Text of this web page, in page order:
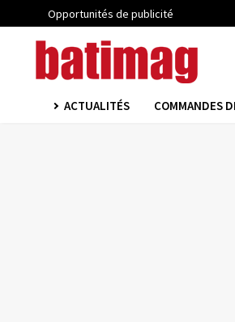
Opportunités de publicité
ACTUALITÉS COMMANDES